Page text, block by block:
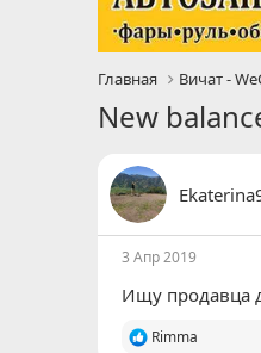
Главная Вичат -
New
3 Апр 2019
Ищу продавца
Р
Rimma